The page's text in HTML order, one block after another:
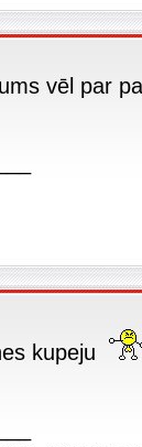
vēl par
kupeju